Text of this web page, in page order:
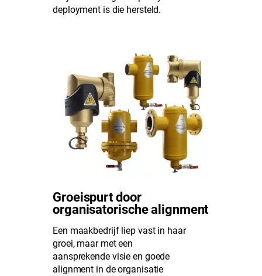
deployment is die hersteld.
Groeispurt door
organisatorische alignment
Een maakbedrijf liep vast in haar
groei, maar met een
aansprekende visie en goede
alignment in de organisatie